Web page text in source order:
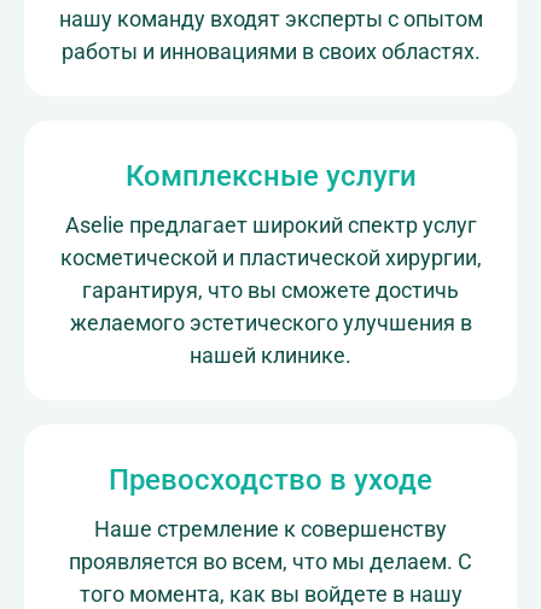
нашу команду входят эксперты с опытом
работы и инновациями в своих областях.
Комплексные услуги
Aselie предлагает широкий спектр услуг
косметической и пластической хирургии,
гарантируя, что вы сможете достичь
желаемого эстетического улучшения в
нашей клинике.
Превосходство в уходе
Наше стремление к совершенству
проявляется во всем, что мы делаем. С
того момента, как вы войдете в нашу